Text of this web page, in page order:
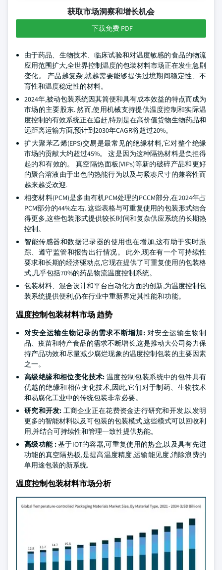
获取市场洞察和增长机会
下载免费 PDF
由于药品、生物技术、临床试验和对温度敏感的食品的物流
应用范围扩大,全世界控制温度的包装材料市场正在发生急剧
变化。 产品越复杂,就越需要能够提供过境期间稳定性、不
育性和温度稳定性的材料。
2024年,被动包装系统因其简便和具有成本效益的特点而成为
市场的主要股东. 然而,使用机械支持提供温度控制和实际温
度控制的有效系统正在追赶,特别是在高价值货物生物药品和
远距离运输方面,预计到2030年CAGR将超过20%。
扩大聚苯乙烯(EPS)交易是最常见的绝缘材料,它对整个绝缘
市场的贡献大约超过45%。 这是因为这种隔热材料是负担得
起的和有效的。 真空隔热面板(VIPs)等新的破碎产品和更好
的聚合溶液由于出色的热能行为以及与紧凑尺寸的兼容性而
越来越受欢迎.
相变材料(PCM)是多由有机PCM处理的PCCM部分,在2024年占
PCM部分的44%左右. 这些表格与可重复使用的包装形式结合
得更多,这些包装形式提供较长时间和复杂供应系统的长期热
控制。
智能传感器和数据记录器的使用也在增加,这有助于实时跟
踪、遵守监管和报告出行情况。 此外,现在有一个可持续性
要求和长期的经济驱动点,它现在提供了可重复使用的包装格
式,几乎包括70%的药品物流温度控制系统。
包装材料、混合设计和平台自动化方面的创新,为温度控制包
装系统提供便利,仍在行业中重新界定其性能和功能。
温度控制包装材料市场 趋势
对安全运输生物记录的需求不断增加: 对安全运输生物制
品、疫苗和特产食品的需求不断增长,这是推动大公司努力保
持产品功效和尽量减少腐烂现象的温度控制包装的主要因素
之一。
高级绝缘和相位变化技术: 温度控制包装系统中的包件具有
优越的绝缘和相位变化技术,因此,它们对于制药、生物技术
和易腐化工业中的传统包装非常必要。
研究和开发: 工商企业正在花费资金进行研究和开发,以发明
更多的智能材料以及可包装的包装模式,这些模式可以回收利
用,并结合可持续性和管理一致性提供热能。
高级功能 :基于IOT的容器,可重复使用的热盒,以及具有先进
功能的真空隔热板,是提高温度精度,运输能见度,消除浪费的
单用途包装的新系统.
温度控制包装材料市场分析